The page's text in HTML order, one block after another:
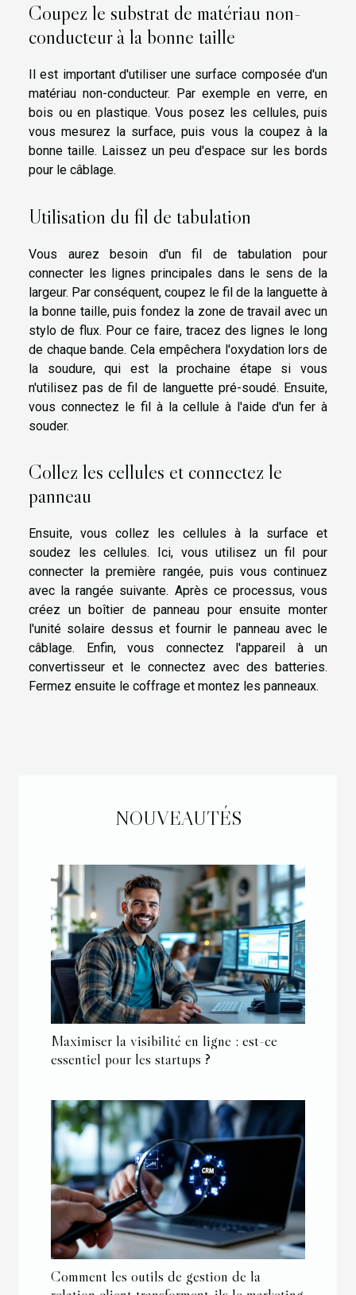
Coupez le substrat de matériau non-
conducteur à la bonne taille
Il est important d'utiliser une surface composée d'un
matériau non-conducteur. Par exemple en verre, en
bois ou en plastique. Vous posez les cellules, puis
vous mesurez la surface, puis vous la coupez à la
bonne taille. Laissez un peu d'espace sur les bords
pour le câblage.
Utilisation du fil de tabulation
Vous aurez besoin d'un fil de tabulation pour
connecter les lignes principales dans le sens de la
largeur. Par conséquent, coupez le fil de la languette à
la bonne taille, puis fondez la zone de travail avec un
stylo de flux. Pour ce faire, tracez des lignes le long
de chaque bande. Cela empêchera l'oxydation lors de
la soudure, qui est la prochaine étape si vous
n'utilisez pas de fil de languette pré-soudé. Ensuite,
vous connectez le fil à la cellule à l'aide d'un fer à
souder.
Collez les cellules et connectez le
panneau
Ensuite, vous collez les cellules à la surface et
soudez les cellules. Ici, vous utilisez un fil pour
connecter la première rangée, puis vous continuez
avec la rangée suivante. Après ce processus, vous
créez un boîtier de panneau pour ensuite monter
l'unité solaire dessus et fournir le panneau avec le
câblage. Enfin, vous connectez l'appareil à un
convertisseur et le connectez avec des batteries.
Fermez ensuite le coffrage et montez les panneaux.
NOUVEAUTÉS
Maximiser la visibilité en ligne : est-ce
essentiel pour les startups ?
Comment les outils de gestion de la